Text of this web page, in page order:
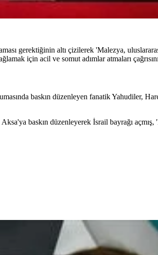
gerektiğinin altı çizilerek 'Malezya,
için acil ve somut adımlar atmaları
baskın düzenleyen fanatik Yahudiler,
baskın düzenleyerek İsrail bayrağı